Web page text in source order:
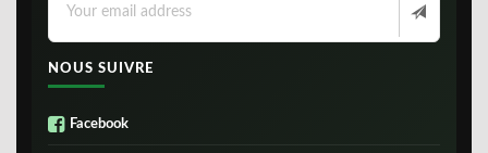
NOUS SUIVRE
Facebook